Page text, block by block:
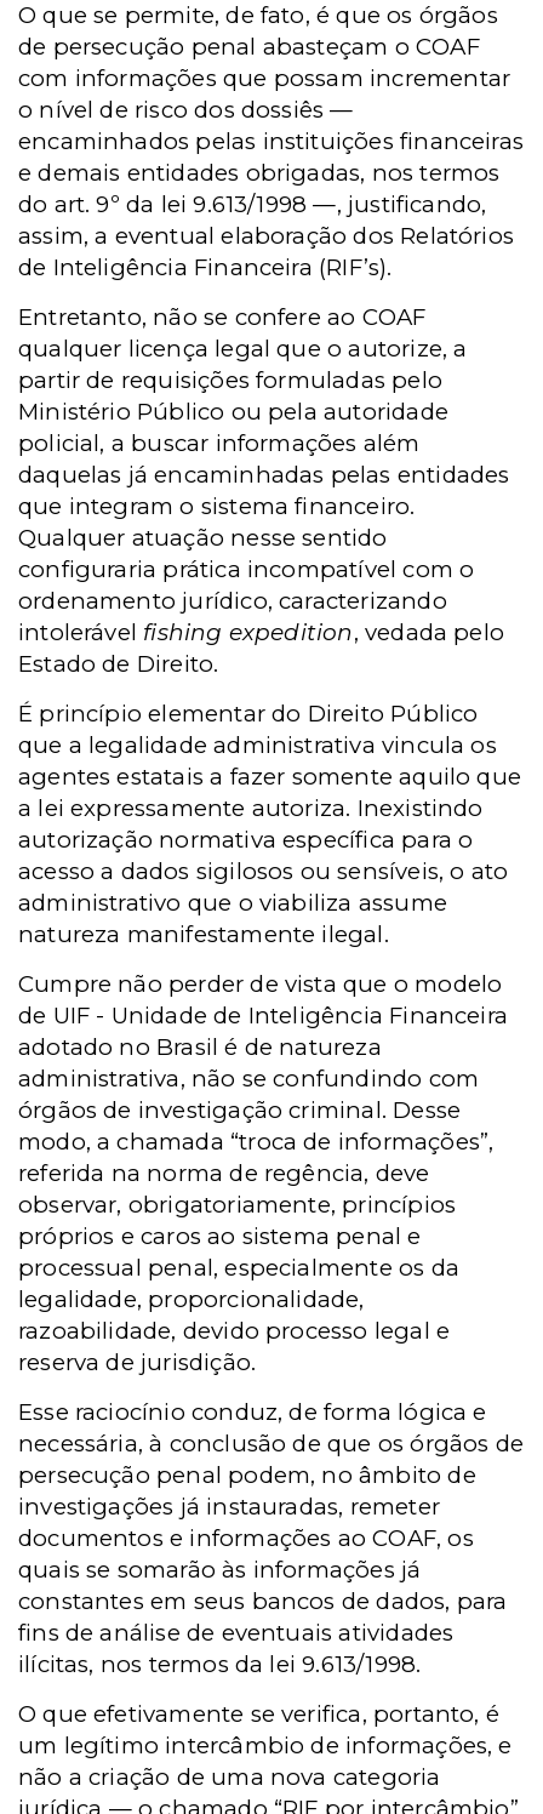
O que se permite, de fato, é que os órgãos
de persecução penal abasteçam o COAF
com informações que possam incrementar
o nível de risco dos dossiês —
encaminhados pelas instituições financeiras
e demais entidades obrigadas, nos termos
do art. 9º da lei 9.613/1998 —, justificando,
assim, a eventual elaboração dos Relatórios
de Inteligência Financeira (RIF’s).
Entretanto, não se confere ao COAF
qualquer licença legal que o autorize, a
partir de requisições formuladas pelo
Ministério Público ou pela autoridade
policial, a buscar informações além
daquelas já encaminhadas pelas entidades
que integram o sistema financeiro.
Qualquer atuação nesse sentido
configuraria prática incompatível com o
ordenamento jurídico, caracterizando
intolerável fishing expedition, vedada pelo
Estado de Direito.
É princípio elementar do Direito Público
que a legalidade administrativa vincula os
agentes estatais a fazer somente aquilo que
a lei expressamente autoriza. Inexistindo
autorização normativa específica para o
acesso a dados sigilosos ou sensíveis, o ato
administrativo que o viabiliza assume
natureza manifestamente ilegal.
Cumpre não perder de vista que o modelo
de UIF - Unidade de Inteligência Financeira
adotado no Brasil é de natureza
administrativa, não se confundindo com
órgãos de investigação criminal. Desse
modo, a chamada “troca de informações”,
referida na norma de regência, deve
observar, obrigatoriamente, princípios
próprios e caros ao sistema penal e
processual penal, especialmente os da
legalidade, proporcionalidade,
razoabilidade, devido processo legal e
reserva de jurisdição.
Esse raciocínio conduz, de forma lógica e
necessária, à conclusão de que os órgãos de
persecução penal podem, no âmbito de
investigações já instauradas, remeter
documentos e informações ao COAF, os
quais se somarão às informações já
constantes em seus bancos de dados, para
fins de análise de eventuais atividades
ilícitas, nos termos da lei 9.613/1998.
O que efetivamente se verifica, portanto, é
um legítimo intercâmbio de informações, e
não a criação de uma nova categoria